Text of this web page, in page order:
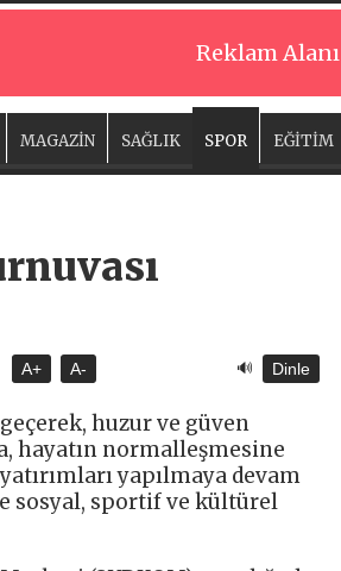
Reklam Alanı
MAGAZİN SAĞLIK SPOR EĞİTİM
A+ A- 🔊 Dinle
huzur ve güven
hayatın normalleşmesine
yapılmaya devam
sosyal, sportif ve kültürel